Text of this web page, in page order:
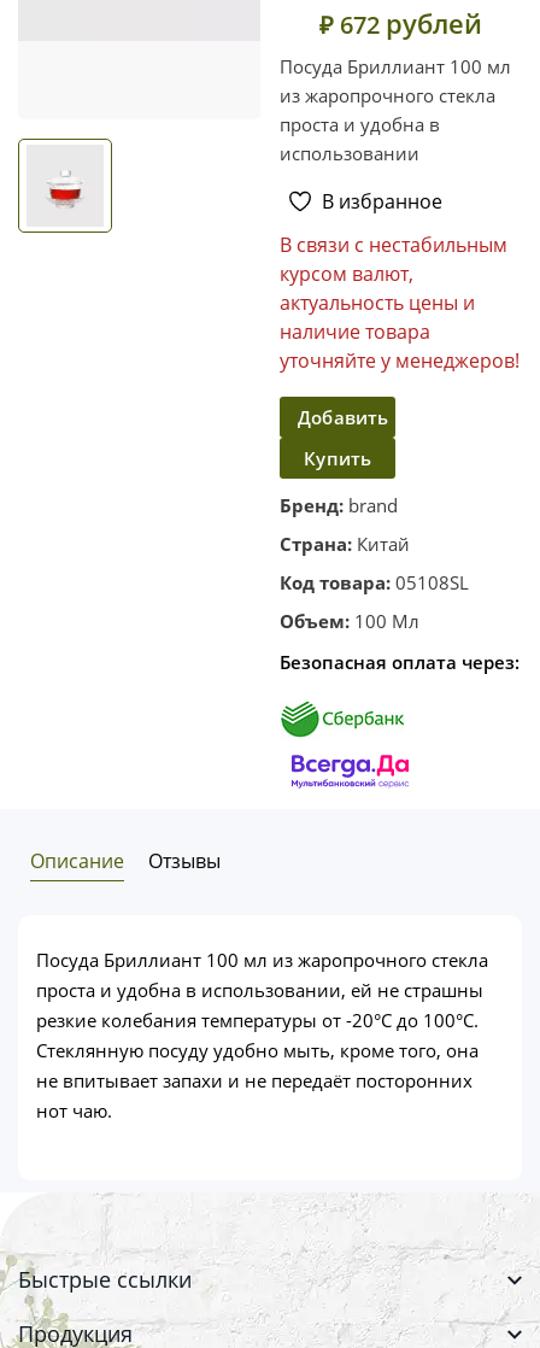
₽ 672 рублей
Посуда Бриллиант 100 мл
из жаропрочного стекла
проста и удобна в
использовании
В избранное
В связи с нестабильным
курсом валют,
актуальность цены и
наличие товара
уточняйте у менеджеров!
Добавить
в
корзину
Купить
в один
клик
Бренд: brand
Страна: Китай
Код товара: 05108SL
Объем: 100 Мл
Безопасная оплата через:
Описание Отзывы
Посуда Бриллиант 100 мл из жаропрочного стекла
проста и удобна в использовании, ей не страшны
резкие колебания температуры от -20°C до 100°C.
Стеклянную посуду удобно мыть, кроме того, она
не впитывает запахи и не передаёт посторонних
нот чаю.
Быстрые ссылки
Продукция